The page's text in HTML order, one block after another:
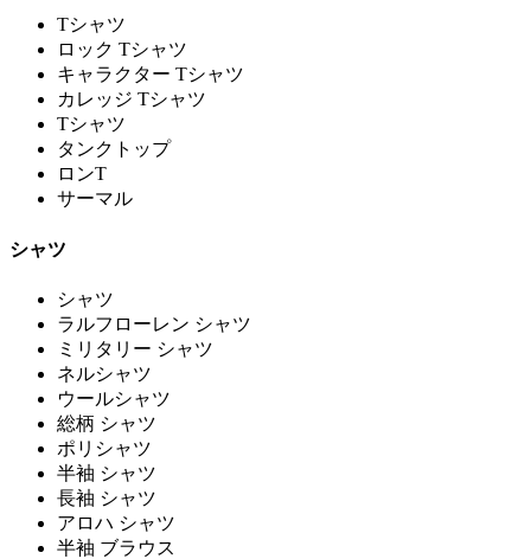
Tシャツ
ロック Tシャツ
キャラクター Tシャツ
カレッジ Tシャツ
Tシャツ
タンクトップ
ロンT
サーマル
シャツ
シャツ
ラルフローレン シャツ
ミリタリー シャツ
ネルシャツ
ウールシャツ
総柄 シャツ
ポリシャツ
半袖 シャツ
長袖 シャツ
アロハ シャツ
半袖 ブラウス